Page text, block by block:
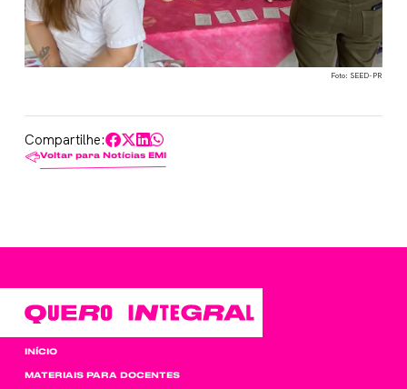
Foto: SEED-PR
Voltar para Notícias EMI
Compartilhe:
INÍCIO
MATERIAIS PARA DOCENTES